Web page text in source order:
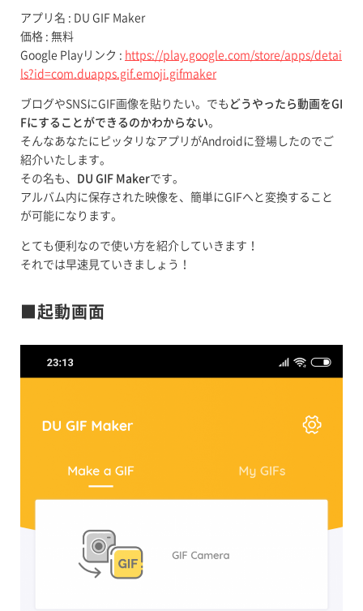
アプリ名 : DU GIF Maker
価格 : 無料
Google Playリンク : https://play.google.com/store/apps/detai
ls?id=com.duapps.gif.emoji.gifmaker
ブログやSNSにGIF画像を貼りたい。でも どうやったら動画をGI
Fにすることができるのかわからない。
そんなあなたにピッタリなアプリがAndroidに登場したのでご
紹介いたします。
その名も、
DU GIF Makerです。
アルバム内に保存された映像を、簡単にGIFへと変換すること
が可能になります。
とても便利なので使い方を紹介していきます！
それでは早速見ていきましょう！
■起動画面